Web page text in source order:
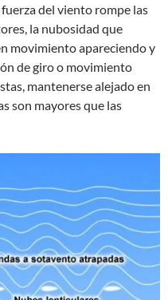
del viento rompe las
la nubosidad que
movimiento apareciendo y
de giro o movimiento
mantenerse alejado en
son mayores que las